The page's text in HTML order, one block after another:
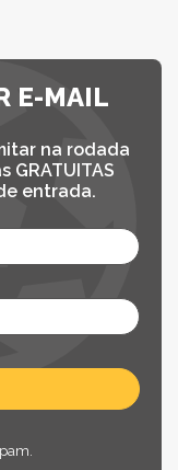
E-MAIL
na rodada
GRATUITAS
entrada.